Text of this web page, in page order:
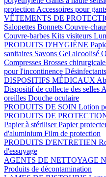
protection Accessoires pour
VÊTEMENTS DE
Salopettes Bonnets Couvre-
Couvre-barbes Kits visiteurs
PRODUITS D'HYGIÈNE
sanitaires Savons Gel alcoolisé
Compresses Brosses
pour l'incontinence Désinfectants
DISPOSITIFS MÉDICAUX
Dispositif de collecte des selles
oreilles Douche oculaire
PRODUITS DE SOIN Lotion
PRODUITS DE
Papier à stériliserPapier
d'aluminium Film de protection
PRODUITS D'ENTRETIEN
d'essuyage
AGENTS DE NETTOYAGE
Produits de décontamination